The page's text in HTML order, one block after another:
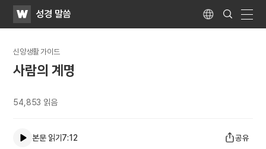
WATV성경 말씀 Language
Search
Submit
신앙생활 가이드
사람의 계명
54,853 읽음
본문 읽기7:12 공유